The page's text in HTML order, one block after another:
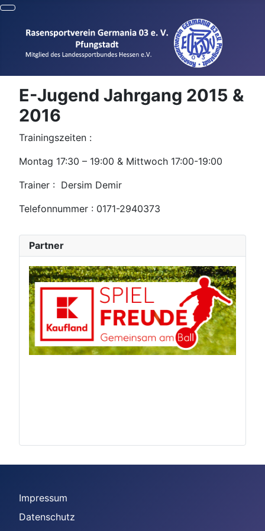
E-Jugend Jahrgang 2015 &
2016
Trainingszeiten :
Montag 17:30 – 19:00 & Mittwoch 17:00-19:00
Trainer : Dersim Demir
Telefonnummer : 0171-2940373
Partner
Impressum
Datenschutz